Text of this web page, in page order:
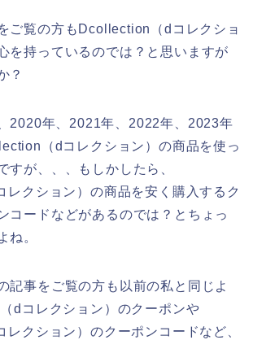
ご覧の方もDcollection（dコレクショ
を持っているのでは？と思いますが
？
2020年、2021年、2022年、2023年
（dコレクション）の商品を使っ
すが、、、もしかしたら、
クション）の商品を安く購入するク
コードなどがあるのでは？とちょっ
ね。
記事をご覧の方も以前の私と同じよ
dコレクション）のクーポンや
クション）のクーポンコードなど、